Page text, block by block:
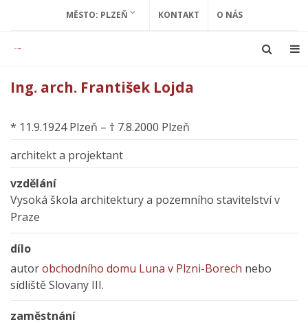
MĚSTO: PLZEŇ KONTAKT O NÁS
Ing. arch. František Lojda
* 11.9.1924 Plzeň – † 7.8.2000 Plzeň
architekt a projektant
vzdělání
Vysoká škola architektury a pozemního stavitelství v
Praze
dílo
autorobchodního domu Luna v Plzni-Borech nebo
sídliště Slovany III.
zaměstnání